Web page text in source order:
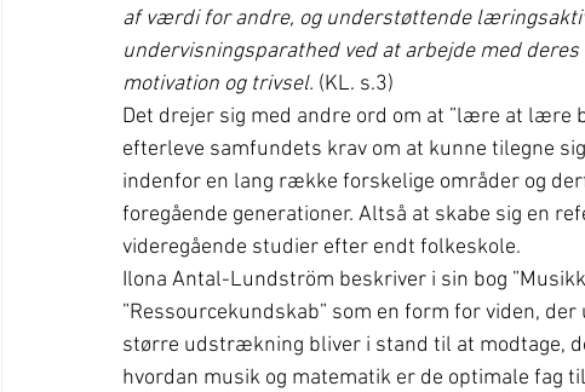
af værdi for andre, og understøttende
undervisningsparathed ved at arbejde med
motivation og trivsel. (KL. s.3)
Det drejer sig med andre ord om at ”lære at lære
efterleve samfundets krav om at kunne tilegne
indenfor en lang række forskelige områder og
foregående generationer. Altså at skabe sig en
videregående studier efter endt folkeskole.
Ilona Antal-Lundström beskriver i sin bog
”Ressourcekundskab” som en form for viden,
større udstrækning bliver i stand til at modtage,
hvordan musik og matematik er de optimale fag